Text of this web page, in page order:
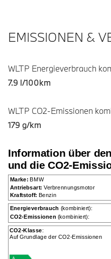
EMISSIONEN &
WLTP Energieverbrauch
7.9 l/100km
WLTP CO2-Emissionen
179 g/km